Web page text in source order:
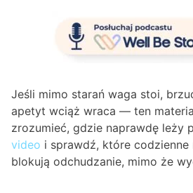
Jeśli mimo starań waga stoi,
apetyt wciąż wraca — ten
zrozumieć, gdzie naprawdę leży
video i sprawdź, które codzienne
blokują odchudzanie, mimo że